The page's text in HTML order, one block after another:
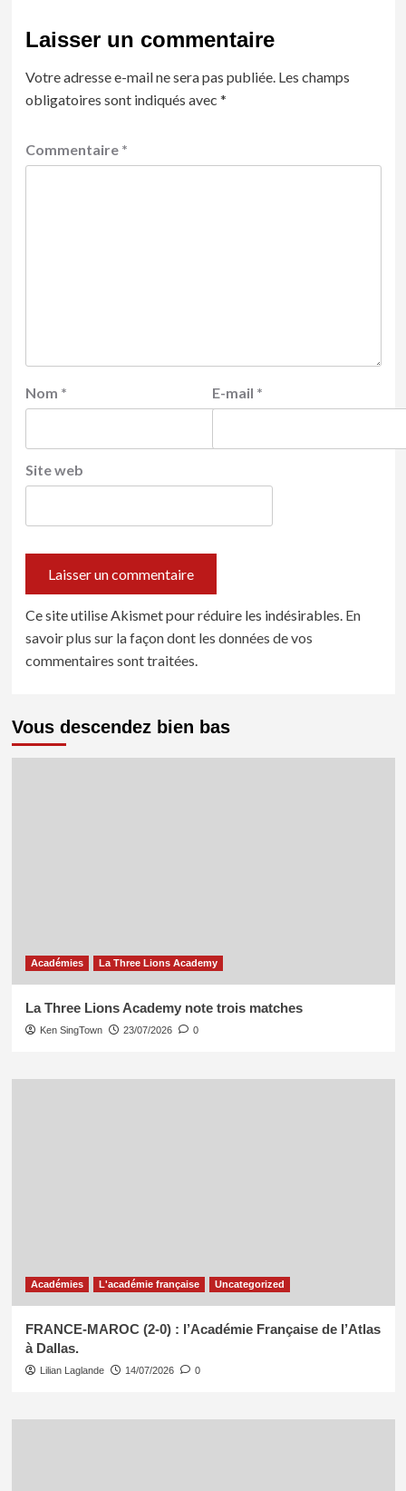
Laisser un commentaire
Votre adresse e-mail ne sera pas publiée. Les champs
obligatoires sont indiqués avec *
Commentaire *
Nom * E-mail *
Site web
Ce site utilise Akismet pour réduire les indésirables. En
savoir plus sur la façon dont les données de vos
commentaires sont traitées.
Vous descendez bien bas
Académies La Three Lions Academy
La Three Lions Academy note trois matches
Ken SingTown 23/07/2026 0
Académies L'académie française Uncategorized
FRANCE-MAROC (2-0) : l’Académie Française de l’Atlas
à Dallas.
Lilian Laglande 14/07/2026 0